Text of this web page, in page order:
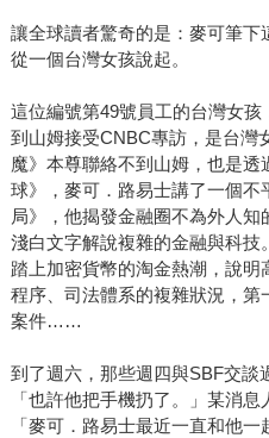
讓全球讀者驚奇的是：麥可筆下
從一個台灣女孩說起。
這位編號第49號員工的台灣女
到山姆接受CNBC專訪，是台灣
魔》本尊聯絡不到山姆，也是透
球》，麥可．路易士講了一個不
局》，他揭發金融圈不為外人
淺白文字解說複雜的金融與科
踏上加密貨幣的淘金熱潮，說
程序、司法體系的複雜狀況，
案件……
到了週六，那些週四與SBF交談
「也許他把手機扔了。」某消息
「麥可．路易士最近一直和他一